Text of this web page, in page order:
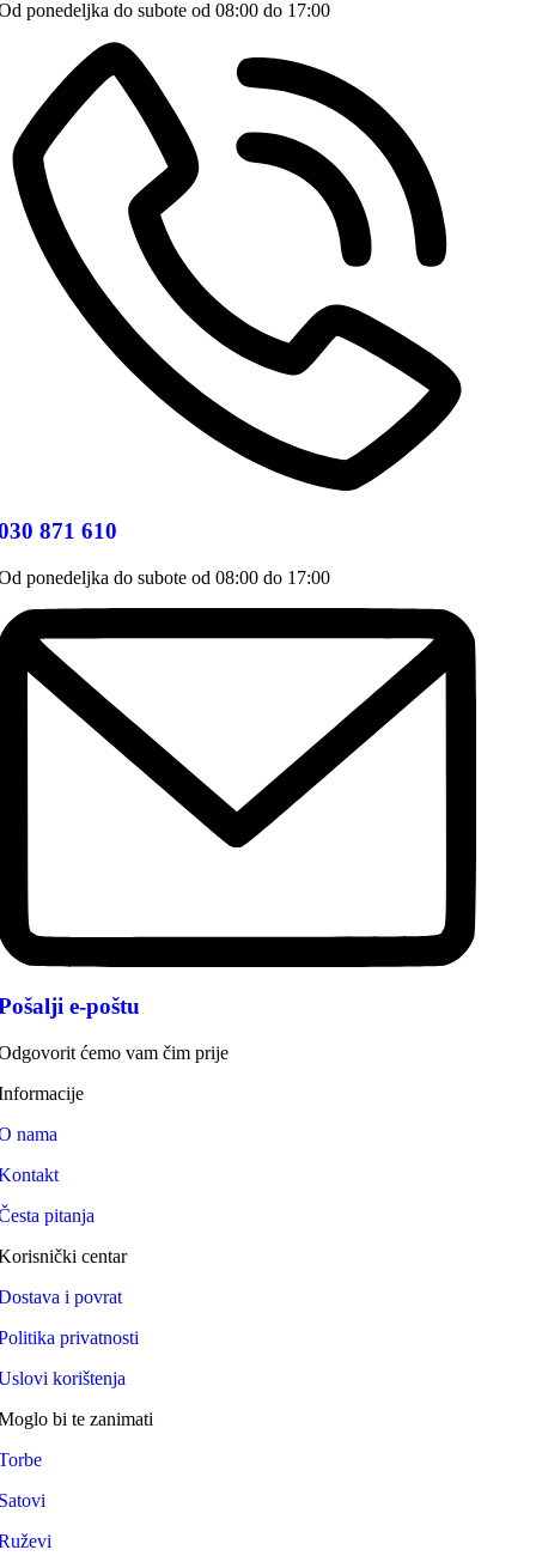
ponedeljka do subote od 08:00 do 17:00
871 610
ponedeljka do subote od 08:00 do 17:00
e-poštu
ćemo vam čim prije
nama
pitanja
centar
i povrat
privatnosti
korištenja
bi te zanimati